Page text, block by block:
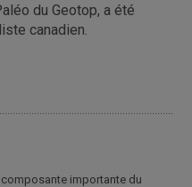
du Geotop, a été
canadien.
importante du